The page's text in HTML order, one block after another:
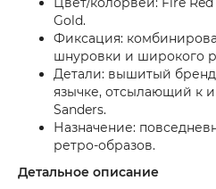
Gold.
Фиксация:
шнуровки и широкого
Детали: вышитый
язычке, отсылающий к
Sanders.
Назначение:
ретро-образов.
Детальное описание